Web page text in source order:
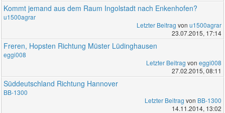
Kommt jemand aus dem Raum Ingolstadt nach Enkenhofen?
u1500agrar
Letzter Beitrag von u1500agrar
23.07.2015, 17:14
Freren, Hopsten Richtung Müster Lüdinghausen
eggi008
Letzter Beitrag von eggi008
27.02.2015, 08:11
Süddeutschland Richtung Hannover
BB-1300
Letzter Beitrag von BB-1300
14.11.2014, 13:02